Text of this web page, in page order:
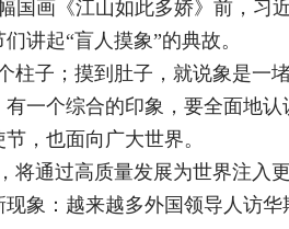
国画《江山如此多娇》前，
讲起“盲人摸象”的典故。
柱子；摸到肚子，就说象是一
一个综合的印象，要全面地认
，也面向广大世界。
将通过高质量发展为世界注入
象：越来越多外国领导人访